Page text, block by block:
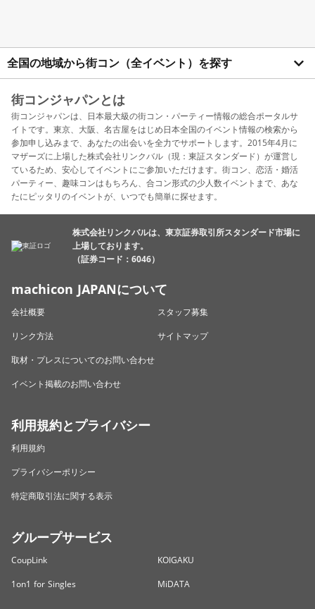
全国の地域から街コン（全イベント）を探す
街コンジャパンとは
街コンジャパンは、日本最大級の街コン・パーティー情報の総合ポータルサ
イトです。東京、大阪、名古屋をはじめ日本全国のイベント情報の検索から
参加申し込みまで、あなたの出会いを全力でサポートします。2015年4月に
マザーズに上場した株式会社リンクバル（現：東証スタンダード）が運営し
ているため、安心してイベントにご参加いただけます。街コン、恋活・婚活
パーティー、趣味コンはもちろん、合コン形式の少人数イベントまで、あな
たにピッタリのイベントが、いつでも簡単に探せます。
株式会社リンクバルは、東京証券取引所スタンダード市場に
上場しております。
（証券コード：6046）
machicon JAPANについて
会社概要
スタッフ募集
リンク方法
サイトマップ
取材・プレスについてのお問い合わせ
イベント掲載のお問い合わせ
利用規約とプライバシー
利用規約
プライバシーポリシー
特定商取引法に関する表示
グループサービス
CoupLink
KOIGAKU
1on1 for Singles
MiDATA